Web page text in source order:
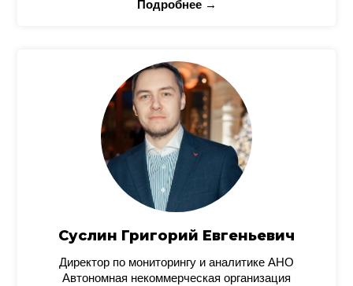
Подробнее →
Суслин Григорий Евгеньевич
Директор по мониторингу и аналитике АНО
Автономная некоммерческая организация